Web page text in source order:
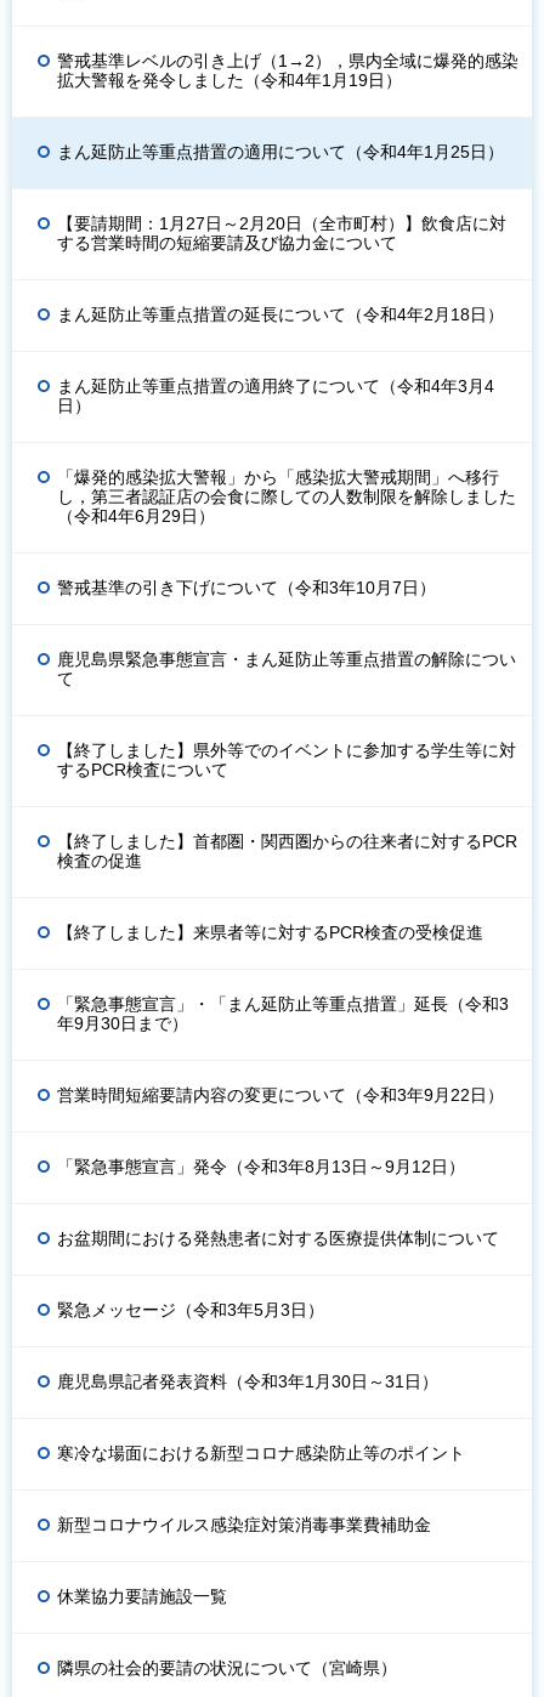
警戒基準レベルの引き上げ（1→2），県内全域に爆発的感染
拡大警報を発令しました（令和4年1月19日）
まん延防止等重点措置の適用について（令和4年1月25日）
【要請期間：1月27日～2月20日（全市町村）】飲食店に対
する営業時間の短縮要請及び協力金について
まん延防止等重点措置の延長について（令和4年2月18日）
まん延防止等重点措置の適用終了について（令和4年3月4
日）
「爆発的感染拡大警報」から「感染拡大警戒期間」へ移行
し，第三者認証店の会食に際しての人数制限を解除しました
（令和4年6月29日）
警戒基準の引き下げについて（令和3年10月7日）
鹿児島県緊急事態宣言・まん延防止等重点措置の解除につい
て
【終了しました】県外等でのイベントに参加する学生等に対
するPCR検査について
【終了しました】首都圏・関西圏からの往来者に対するPCR
検査の促進
【終了しました】来県者等に対するPCR検査の受検促進
「緊急事態宣言」・「まん延防止等重点措置」延長（令和3
年9月30日まで）
営業時間短縮要請内容の変更について（令和3年9月22日）
「緊急事態宣言」発令（令和3年8月13日～9月12日）
お盆期間における発熱患者に対する医療提供体制について
緊急メッセージ（令和3年5月3日）
鹿児島県記者発表資料（令和3年1月30日～31日）
寒冷な場面における新型コロナ感染防止等のポイント
新型コロナウイルス感染症対策消毒事業費補助金
休業協力要請施設一覧
隣県の社会的要請の状況について（宮崎県）